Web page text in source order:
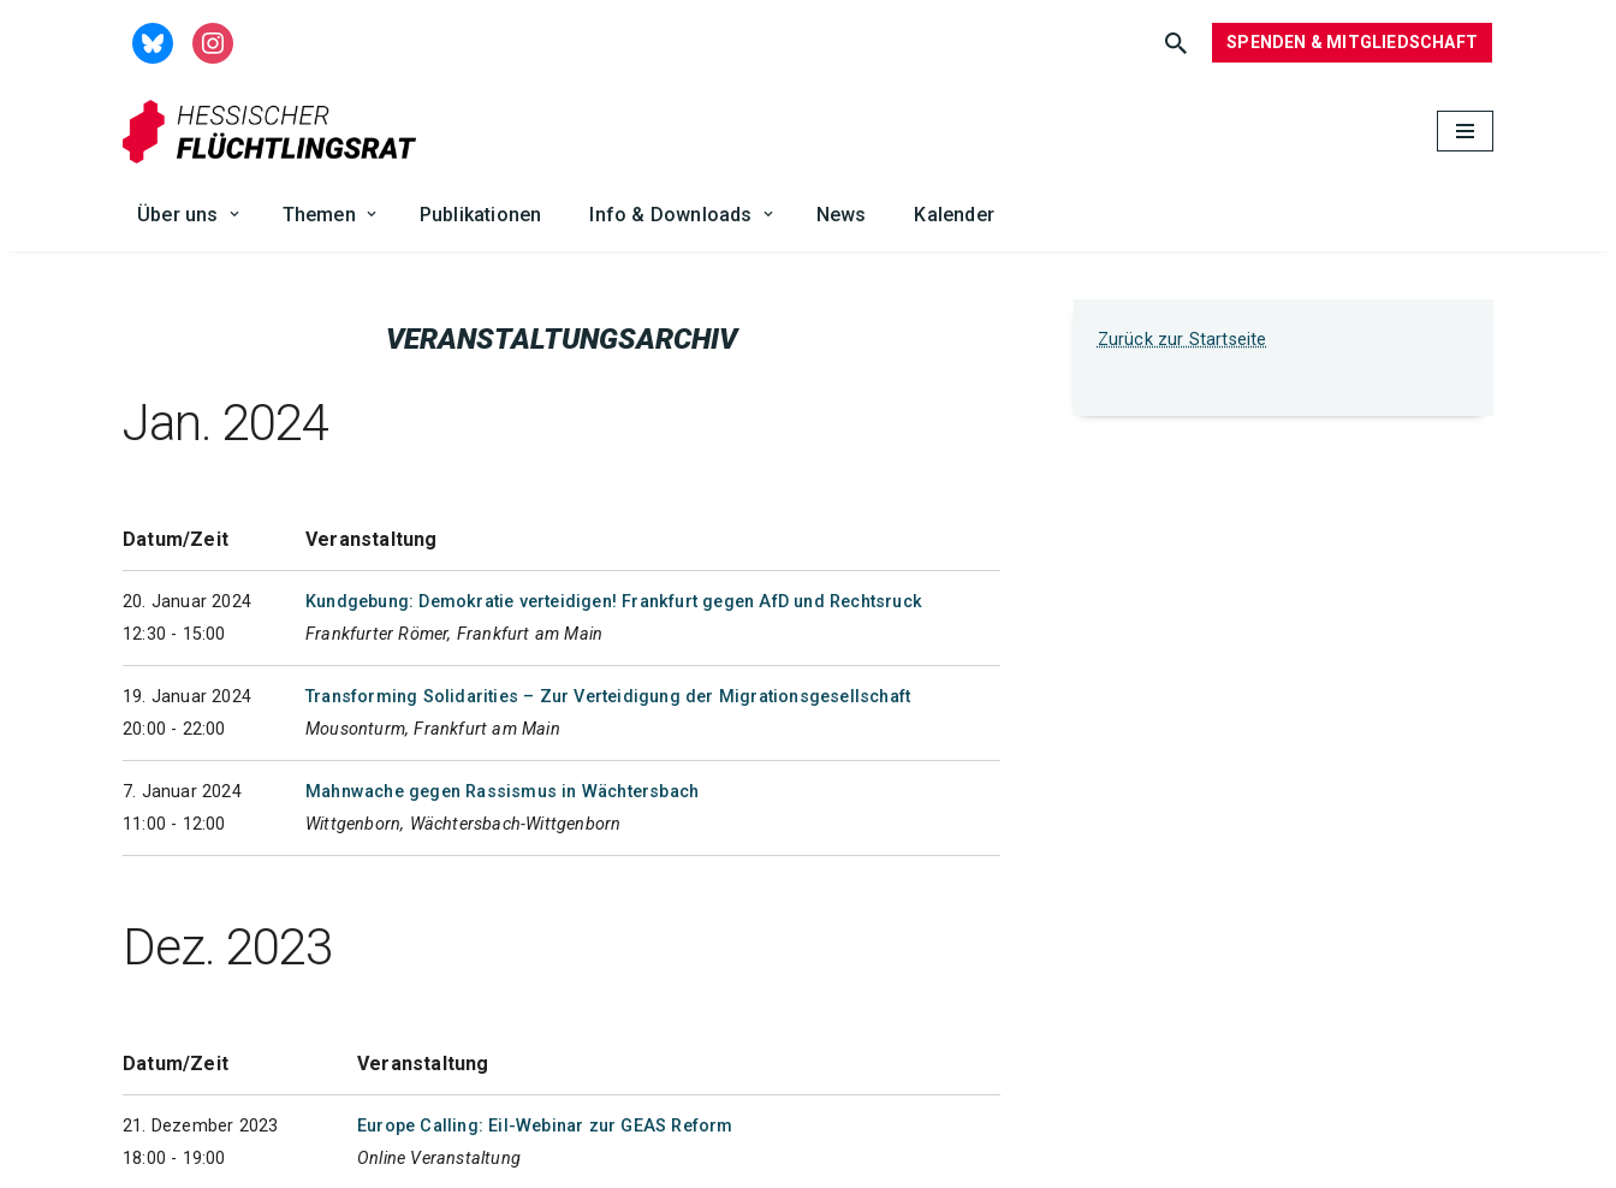
SPENDEN & MITGLIEDSCHAFT
Über uns Themen Publikationen Info & Downloads News Kalender
VERANSTALTUNGSARCHIV
Jan. 2024
Datum/Zeit Veranstaltung
20. Januar 2024
12:30 - 15:00
Kundgebung: Demokratie verteidigen! Frankfurt gegen AfD und Rechtsruck
Frankfurter Römer, Frankfurt am Main
19. Januar 2024
20:00 - 22:00
Transforming Solidarities – Zur Verteidigung der Migrationsgesellschaft
Mousonturm, Frankfurt am Main
7. Januar 2024
11:00 - 12:00
Mahnwache gegen Rassismus in Wächtersbach
Wittgenborn, Wächtersbach-Wittgenborn
Dez. 2023
Datum/Zeit Veranstaltung
21. Dezember 2023
18:00 - 19:00
Europe Calling: Eil-Webinar zur GEAS Reform
Online Veranstaltung
Zurück zur Startseite